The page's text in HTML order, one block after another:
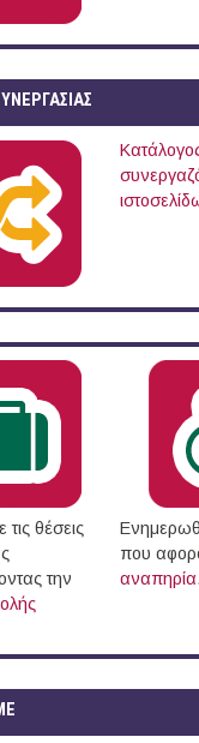
τις θέσεις
την
που
αναπηρία.